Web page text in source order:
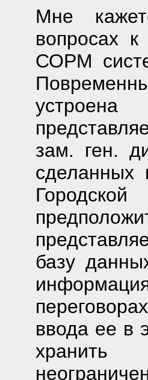
Мне
вопросах
СОРМ
зам. ген.
сделанных
базу
ввода ее в